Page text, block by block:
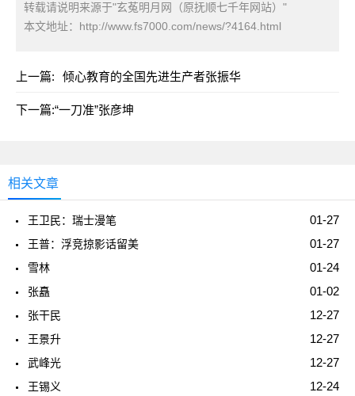
转载请说明来源于"玄菟明月网（原抚顺七千年网站）"
本文地址： http://www.fs7000.com/news/?4164.html
上一篇: 倾心教育的全国先进生产者张振华
下一篇:“一刀准”张彦坤
相关文章
01-27
王卫民：瑞士漫笔
01-27
王普：浮竞掠影话留美
01-24
雪林
01-02
张矗
12-27
张干民
12-27
王景升
12-27
武峰光
12-24
王锡义